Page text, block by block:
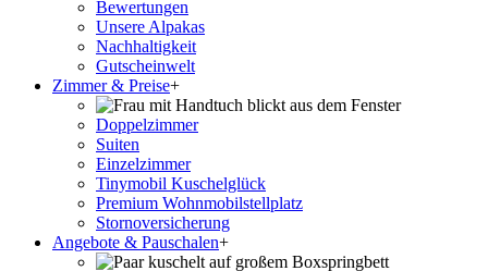
Bewertungen
Unsere Alpakas
Nachhaltigkeit
Gutscheinwelt
Zimmer & Preise+
Doppelzimmer
Suiten
Einzelzimmer
Tinymobil Kuschelglück
Premium Wohnmobilstellplatz
Stornoversicherung
Angebote & Pauschalen+